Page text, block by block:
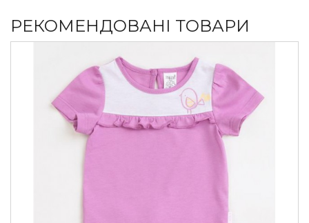
РЕКОМЕНДОВАНІ ТОВАРИ